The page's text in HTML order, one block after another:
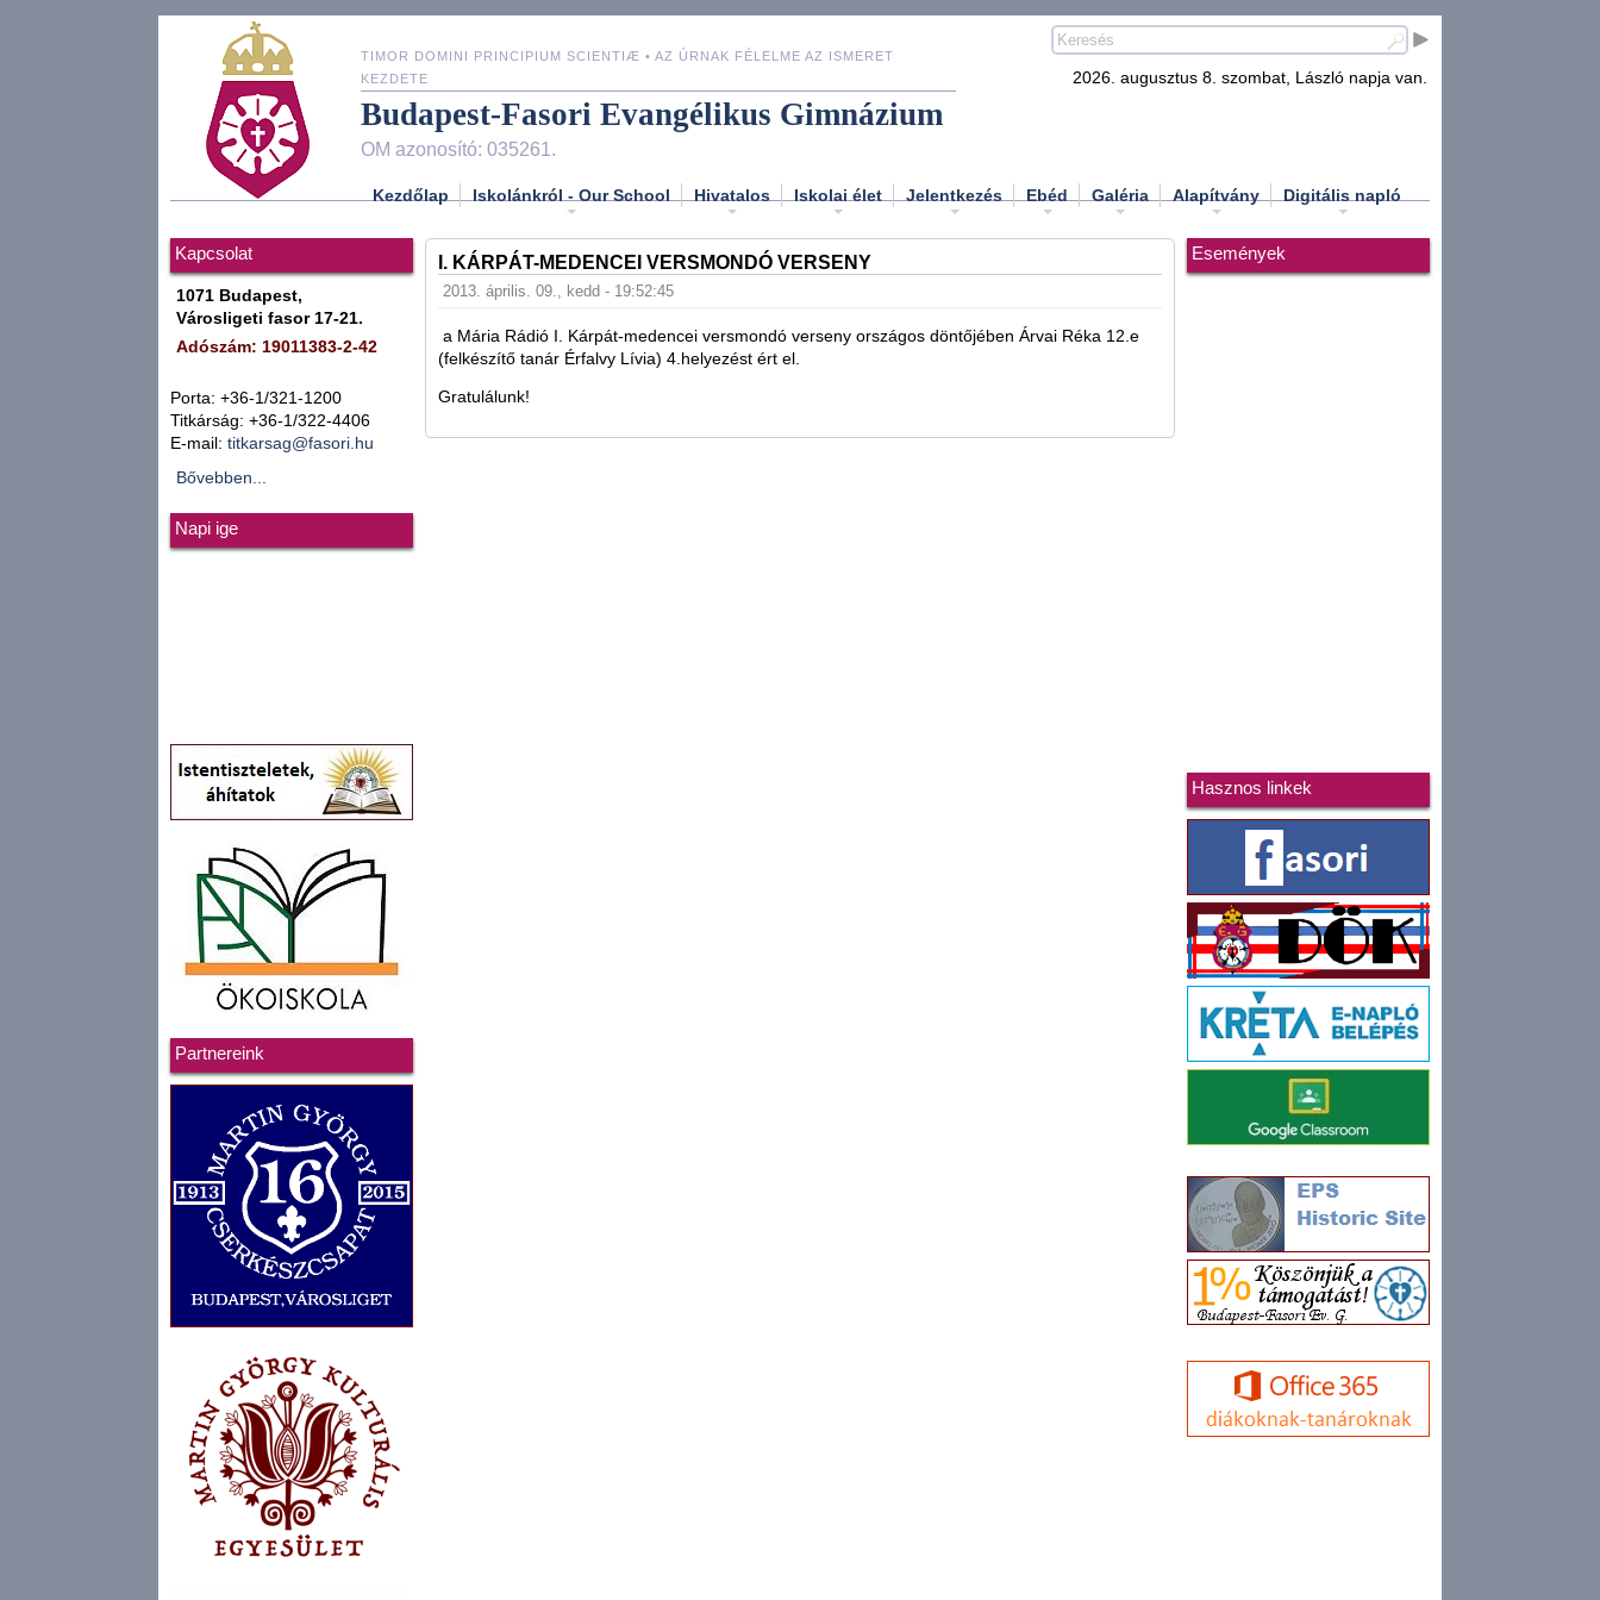
TIMOR DOMINI PRINCIPIUM SCIENTIÆ • AZ ÚRNAK FÉLELME AZ ISMERET
KEZDETE
Budapest-Fasori Evangélikus Gimnázium
OM azonosító: 035261.
2026. augusztus 8. szombat, László napja van.
Kezdőlap Iskolánkról - Our School Hivatalos Iskolai élet Jelentkezés Ebéd Galéria Alapítvány Digitális napló
Kapcsolat
1071 Budapest,
Városligeti fasor 17-21.
Adószám: 19011383-2-42
Porta: +36-1/321-1200
Titkárság: +36-1/322-4406
E-mail: titkarsag@fasori.hu
Bővebben...
Napi ige
Partnereink
I. KÁRPÁT-MEDENCEI VERSMONDÓ VERSENY
2013. április. 09., kedd - 19:52:45
a Mária Rádió I. Kárpát-medencei versmondó verseny országos döntőjében Árvai Réka 12.e
(felkészítő tanár Érfalvy Lívia) 4.helyezést ért el.
Gratulálunk!
Események
Hasznos linkek